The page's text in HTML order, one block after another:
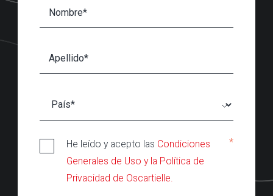
He leído y acepto las Condiciones
Generales de Uso y la Política de
Privacidad de Oscartielle.
*